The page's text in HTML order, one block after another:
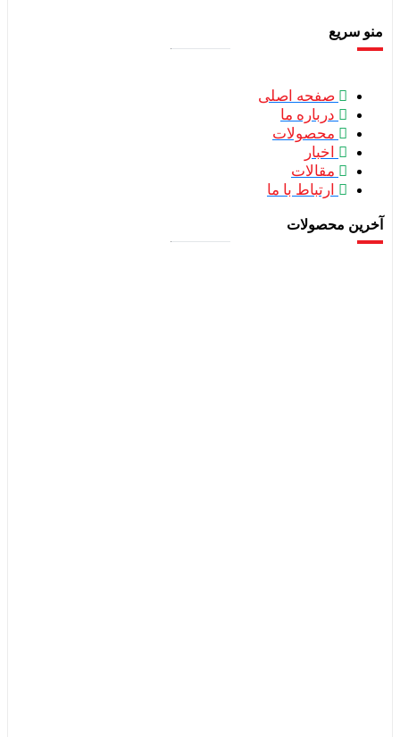
منو سریع
صفحه اصلی
درباره ما
محصولات
اخبار
مقالات
ارتباط با ما
آخرین محصولات